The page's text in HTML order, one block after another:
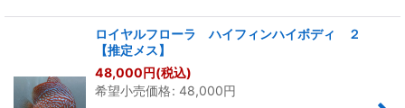
ロイヤルフローラ ハイフィンハイボディ ２
【推定メス】
48,000円(税込)
希望小売価格: 48,000円